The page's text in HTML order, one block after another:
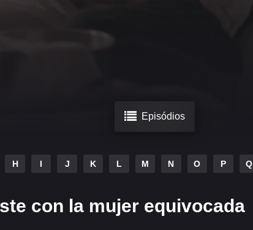
Episódios
H I J K L M N O P Q
con la mujer equivocada